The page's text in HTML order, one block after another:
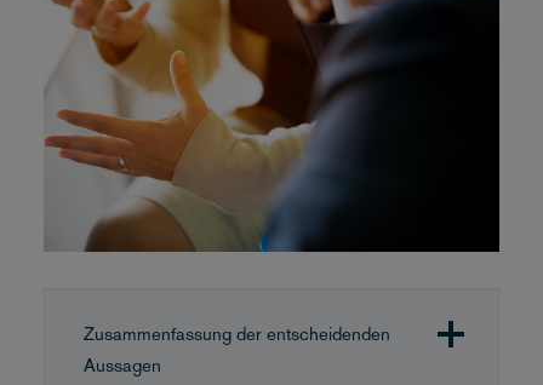
Zusammenfassung der entscheidenden
Aussagen